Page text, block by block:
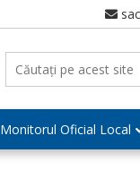
Monitorul Oficial Local